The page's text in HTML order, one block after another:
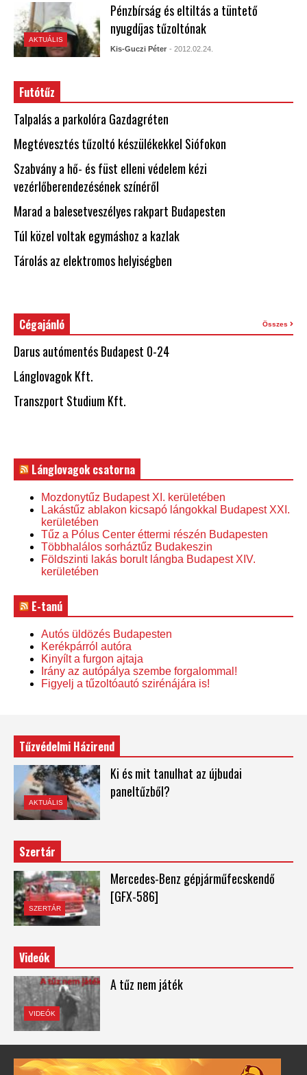
AKTUÁLIS
Pénzbírság és eltiltás a tüntető
nyugdíjas tűzoltónak
Kis-Guczi Péter - 2012.02.24.
Futótűz
Talpalás a parkolóra Gazdagréten
Megtévesztés tűzoltó készülékekkel Siófokon
Szabvány a hő- és füst elleni védelem kézi
vezérlőberendezésének színéről
Marad a balesetveszélyes rakpart Budapesten
Túl közel voltak egymáshoz a kazlak
Tárolás az elektromos helyiségben
Cégajánló Összes
Darus autómentés Budapest 0-24
Lánglovagok Kft.
Transzport Studium Kft.
Lánglovagok csatorna
Mozdonytűz Budapest XI. kerületében
Lakástűz ablakon kicsapó lángokkal Budapest XXI.
kerületében
Tűz a Pólus Center éttermi részén Budapesten
Többhalálos sorháztűz Budakeszin
Földszinti lakás borult lángba Budapest XIV.
kerületében
E-tanú
Autós üldözés Budapesten
Kerékpárról autóra
Kinyílt a furgon ajtaja
Irány az autópálya szembe forgalommal!
Figyelj a tűzoltóautó szirénájára is!
Tűzvédelmi Házirend
AKTUÁLIS
Ki és mit tanulhat az újbudai
paneltűzből?
Szertár
SZERTÁR
Mercedes-Benz gépjárműfecskendő
[GFX-586]
Videók
VIDEÓK
A tűz nem játék